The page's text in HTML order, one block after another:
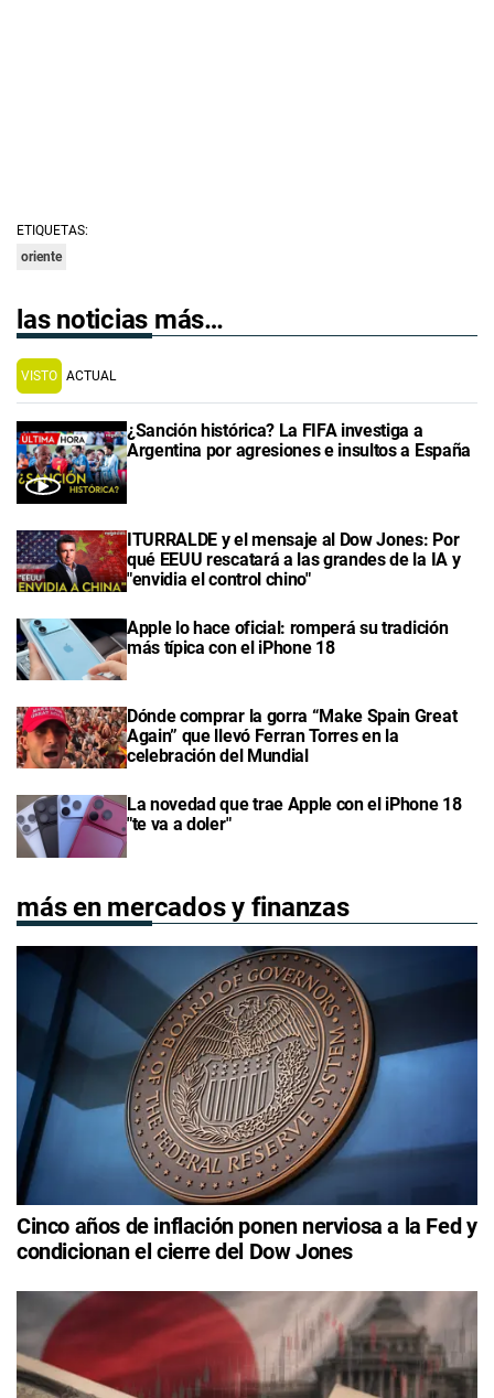
ETIQUETAS:
oriente
las noticias más…
VISTO ACTUAL
¿Sanción histórica? La FIFA investiga a
Argentina por agresiones e insultos a España
ITURRALDE y el mensaje al Dow Jones: Por
qué EEUU rescatará a las grandes de la IA y
"envidia el control chino"
Apple lo hace oficial: romperá su tradición
más típica con el iPhone 18
Dónde comprar la gorra “Make Spain Great
Again” que llevó Ferran Torres en la
celebración del Mundial
La novedad que trae Apple con el iPhone 18
"te va a doler"
más en mercados y finanzas
Cinco años de inflación ponen nerviosa a la Fed y
condicionan el cierre del Dow Jones